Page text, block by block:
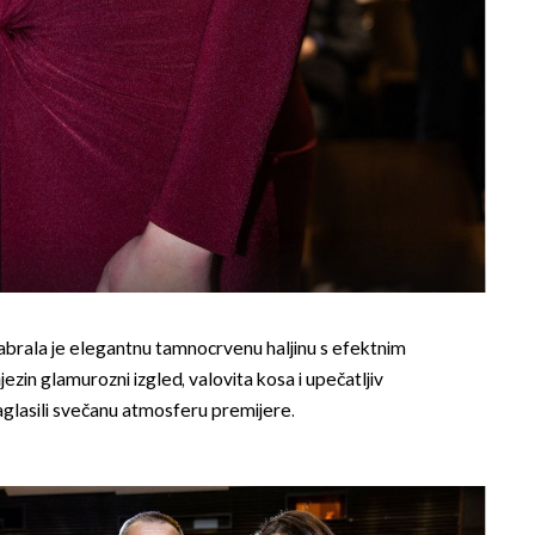
je elegantnu tamnocrvenu haljinu s efektnim
glamurozni izgled, valovita kosa i upečatljiv
svečanu atmosferu premijere.